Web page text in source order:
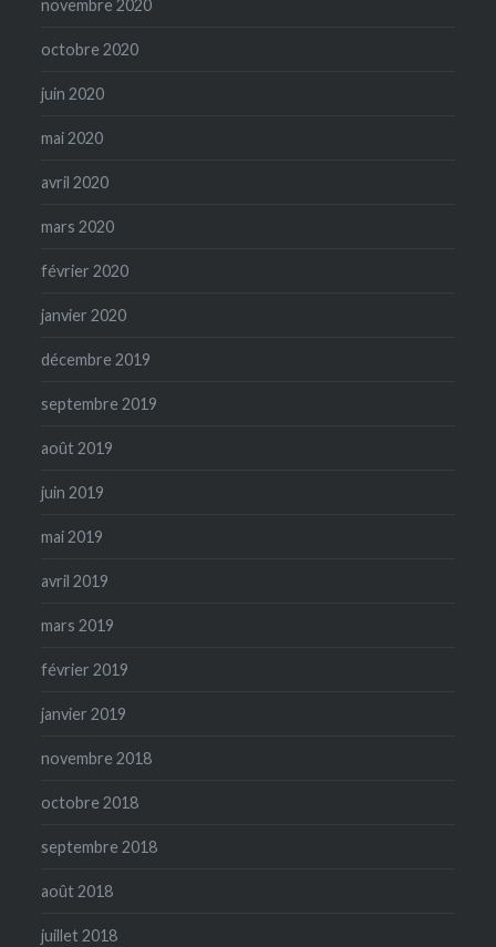
novembre 2020
octobre 2020
juin 2020
mai 2020
avril 2020
mars 2020
février 2020
janvier 2020
décembre 2019
septembre 2019
août 2019
juin 2019
mai 2019
avril 2019
mars 2019
février 2019
janvier 2019
novembre 2018
octobre 2018
septembre 2018
août 2018
juillet 2018